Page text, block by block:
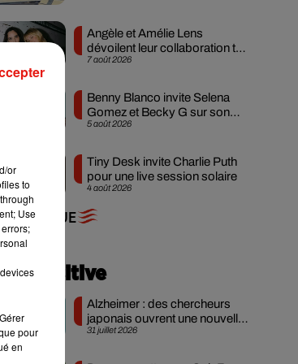
7 août 2026
Angèle et Amélie Lens
dévoilent leur collaboration tant
attendue
5 août 2026
Benny Blanco invite Selena
Gomez et Becky G sur son
nouveau single
4 août 2026
Tiny Desk invite Charlie Puth
pour une live session solaire
MUSIQUE
positive
31 juillet 2026
Alzheimer : des chercheurs
japonais ouvrent une nouvelle
piste pour...
or
to
Use
pour
en